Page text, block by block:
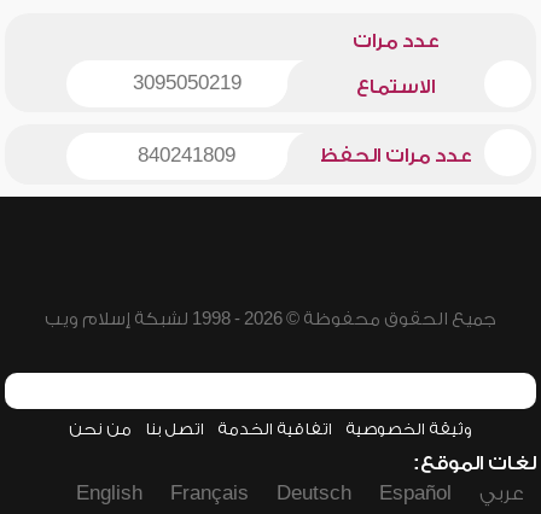
عدد مرات
الاستماع 3095050219
عدد مرات الحفظ 840241809
جميع الحقوق محفوظة © 2026 - 1998 لشبكة إسلام ويب
وثيقة الخصوصية اتفاقية الخدمة اتصل بنا من نحن
لغات الموقع:
عربي
Español
Deutsch
Français
English